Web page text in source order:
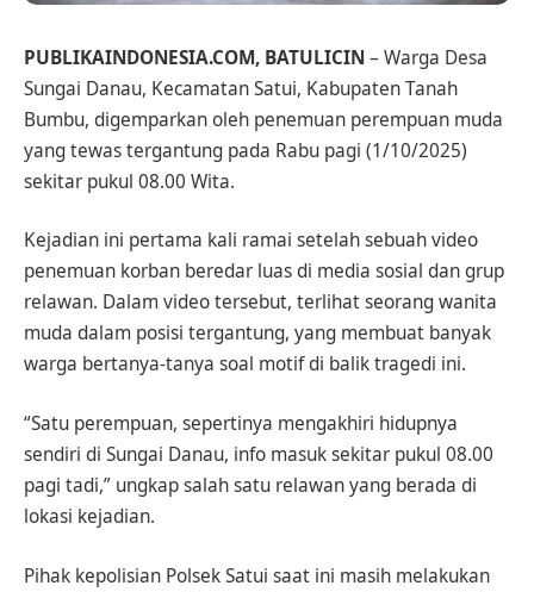
PUBLIKAINDONESIA.COM, BATULICIN – Warga Desa
Sungai Danau, Kecamatan Satui, Kabupaten Tanah
Bumbu, digemparkan oleh penemuan perempuan muda
yang tewas tergantung pada Rabu pagi (1/10/2025)
sekitar pukul 08.00 Wita.
Kejadian ini pertama kali ramai setelah sebuah video
penemuan korban beredar luas di media sosial dan grup
relawan. Dalam video tersebut, terlihat seorang wanita
muda dalam posisi tergantung, yang membuat banyak
warga bertanya-tanya soal motif di balik tragedi ini.
“Satu perempuan, sepertinya mengakhiri hidupnya
sendiri di Sungai Danau, info masuk sekitar pukul 08.00
pagi tadi,” ungkap salah satu relawan yang berada di
lokasi kejadian.
Pihak kepolisian Polsek Satui saat ini masih melakukan